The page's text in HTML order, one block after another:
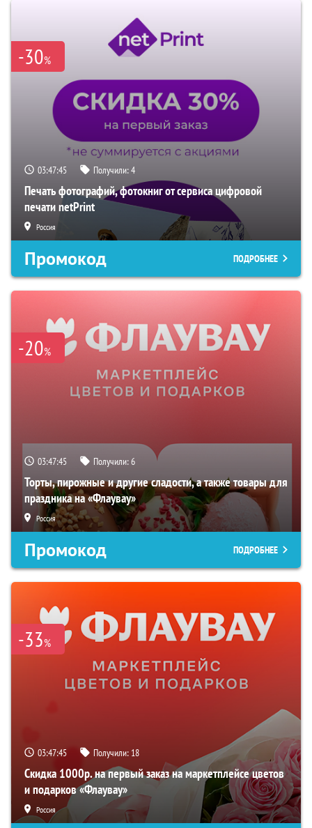
-30%
03:47:44 Получили:4
Печать фотографий, фотокниг от сервиса цифровой
печати netPrint
Россия
Промокод ПОДРОБНЕЕ
-20%
03:47:44 Получили:6
Торты, пирожные и другие сладости, а также товары для
праздника на «Флаувау»
Россия
Промокод ПОДРОБНЕЕ
-33%
03:47:44 Получили: 18
Скидка 1000р. на первый заказ на маркетплейсе цветов
и подарков «Флаувау»
Россия